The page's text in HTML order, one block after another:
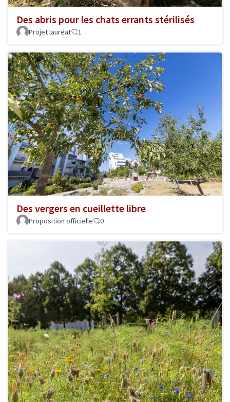
Des abris pour les chats errants stérilisés
Projet lauréat 1
Des vergers en cueillette libre
Proposition officielle 0